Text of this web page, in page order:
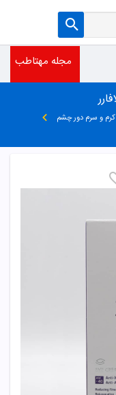
مجله مهتاطب
کرم و سرم دور چشم